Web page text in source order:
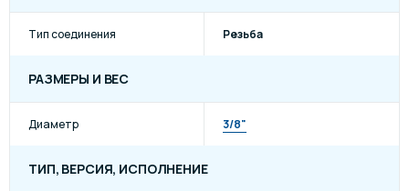
Тип соединения Резьба
РАЗМЕРЫ И ВЕС
Диаметр 3/8"
ТИП, ВЕРСИЯ, ИСПОЛНЕНИЕ